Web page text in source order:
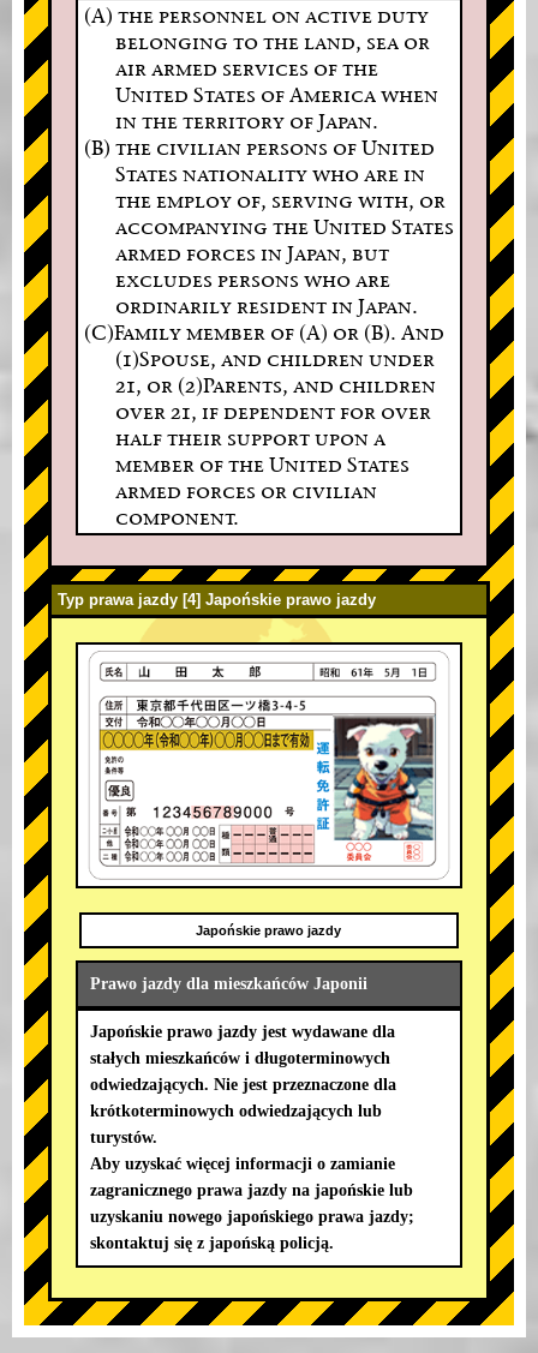
(A) the personnel on active duty
belonging to the land, sea or
air armed services of the
United States of America when
in the territory of Japan.
(B) the civilian persons of United
States nationality who are in
the employ of, serving with, or
accompanying the United States
armed forces in Japan, but
excludes persons who are
ordinarily resident in Japan.
(C)Family member of (A) or (B). And
(1)Spouse, and children under
21, or (2)Parents, and children
over 21, if dependent for over
half their support upon a
member of the United States
armed forces or civilian
component.
Typ prawa jazdy [4] Japońskie prawo jazdy
Japońskie prawo jazdy
Prawo jazdy dla mieszkańców Japonii
Japońskie prawo jazdy jest wydawane dla
stałych mieszkańców i długoterminowych
odwiedzających. Nie jest przeznaczone dla
krótkoterminowych odwiedzających lub
turystów.
Aby uzyskać więcej informacji o zamianie
zagranicznego prawa jazdy na japońskie lub
uzyskaniu nowego japońskiego prawa jazdy;
skontaktuj się z japońską policją.